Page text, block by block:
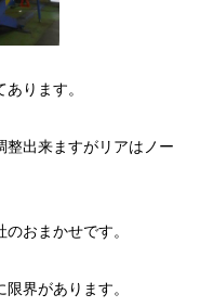
ります。
整出来ますがリアはノー
おまかせです。
界があります。